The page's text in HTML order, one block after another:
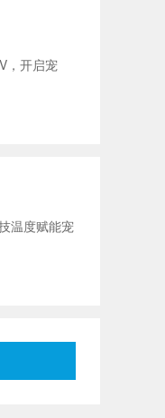
，开启宠
温度赋能宠